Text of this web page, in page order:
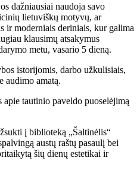
dažniausiai naudoja savo
lietuviškų motyvų, ar
ir moderniais deriniais, kur galima
klausimų atsakymus
metu, vasario 5 dieną.
istorijomis, darbo užkulisiais,
audimo amatą.
tautinio paveldo puoselėjimą
į biblioteką „Šaltinėlis“
austų raštų pasaulį bei
šių dienų estetikai ir